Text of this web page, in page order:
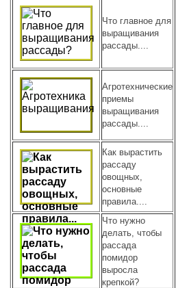
Что главное для
выращивания
рассады....
Агротехнические
приемы
выращивания
рассады....
Как вырастить
рассаду
овощных,
основные
правила....
Что нужно
делать, чтобы
рассада
помидор
выросла
крепкой?